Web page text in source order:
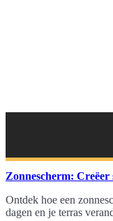
Zonnescherm:
Ontdek hoe een
dagen en je terras